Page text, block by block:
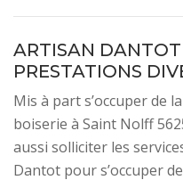
ARTISAN DANTOT
PRESTATIONS
Mis à part s’occuper de
boiserie à Saint Nolff
aussi solliciter les
Dantot pour s’occuper